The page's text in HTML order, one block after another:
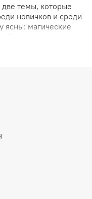
темы, которые
новичков и среди
ясны: магические
более 80
издавался ранее!
Страниц